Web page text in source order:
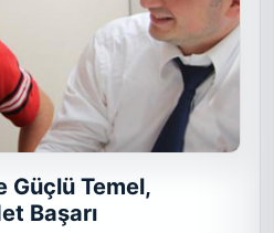
Güçlü Temel,
Başarı